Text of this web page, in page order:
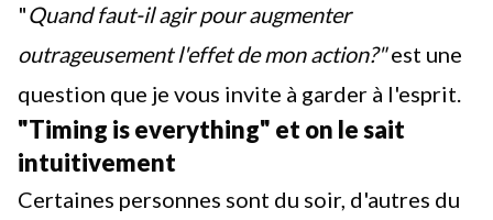
"Quand faut-il agir pour augmenter
outrageusement l'effet de mon action?"est une
question que je vous invite à garder à l'esprit.
"Timing is everything" et on le sait
intuitivement
Certaines personnes sont du soir, d'autres du